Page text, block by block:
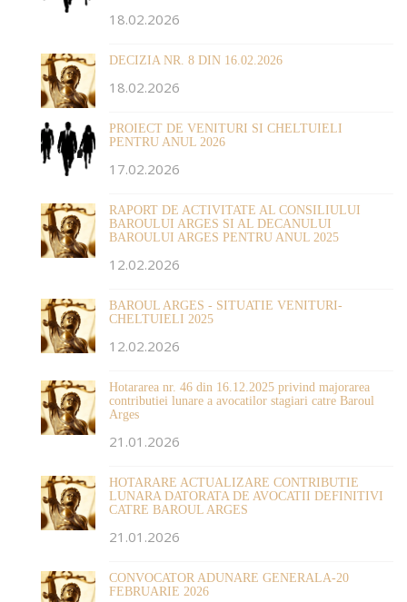
18.02.2026
DECIZIA NR. 8 DIN 16.02.2026
18.02.2026
PROIECT DE VENITURI SI CHELTUIELI
PENTRU ANUL 2026
17.02.2026
RAPORT DE ACTIVITATE AL CONSILIULUI
BAROULUI ARGES SI AL DECANULUI
BAROULUI ARGES PENTRU ANUL 2025
12.02.2026
BAROUL ARGES - SITUATIE VENITURI-
CHELTUIELI 2025
12.02.2026
Hotararea nr. 46 din 16.12.2025 privind majorarea
contributiei lunare a avocatilor stagiari catre Baroul
Arges
21.01.2026
HOTARARE ACTUALIZARE CONTRIBUTIE
LUNARA DATORATA DE AVOCATII DEFINITIVI
CATRE BAROUL ARGES
21.01.2026
CONVOCATOR ADUNARE GENERALA-20
FEBRUARIE 2026